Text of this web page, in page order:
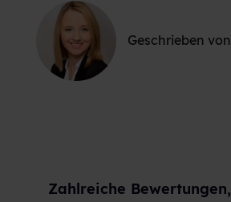
Geschrieben von
Zahlreiche Bewertungen,